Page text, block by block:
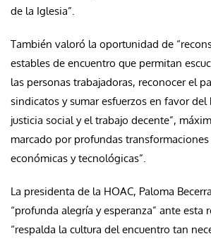
de la Iglesia”.
También valoró la oportunidad de
estables de encuentro que permitan
las personas trabajadoras, reconocer el
sindicatos y sumar esfuerzos en favor del
justicia social y el trabajo decente”,
marcado por profundas transformaciones
económicas y tecnológicas”.
La presidenta de la HOAC, Paloma Becerra
“profunda alegría y esperanza” ante esta
“respalda la cultura del encuentro tan